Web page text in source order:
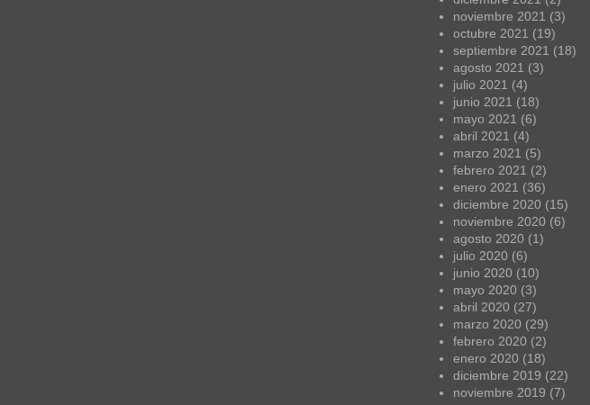
noviembre 2021 (3)
octubre 2021 (19)
septiembre 2021 (18)
agosto 2021 (3)
julio 2021 (4)
junio 2021 (18)
mayo 2021 (6)
abril 2021 (4)
marzo 2021 (5)
febrero 2021 (2)
enero 2021 (36)
diciembre 2020 (15)
noviembre 2020 (6)
agosto 2020 (1)
julio 2020 (6)
junio 2020 (10)
mayo 2020 (3)
abril 2020 (27)
marzo 2020 (29)
febrero 2020 (2)
enero 2020 (18)
diciembre 2019 (22)
noviembre 2019 (7)